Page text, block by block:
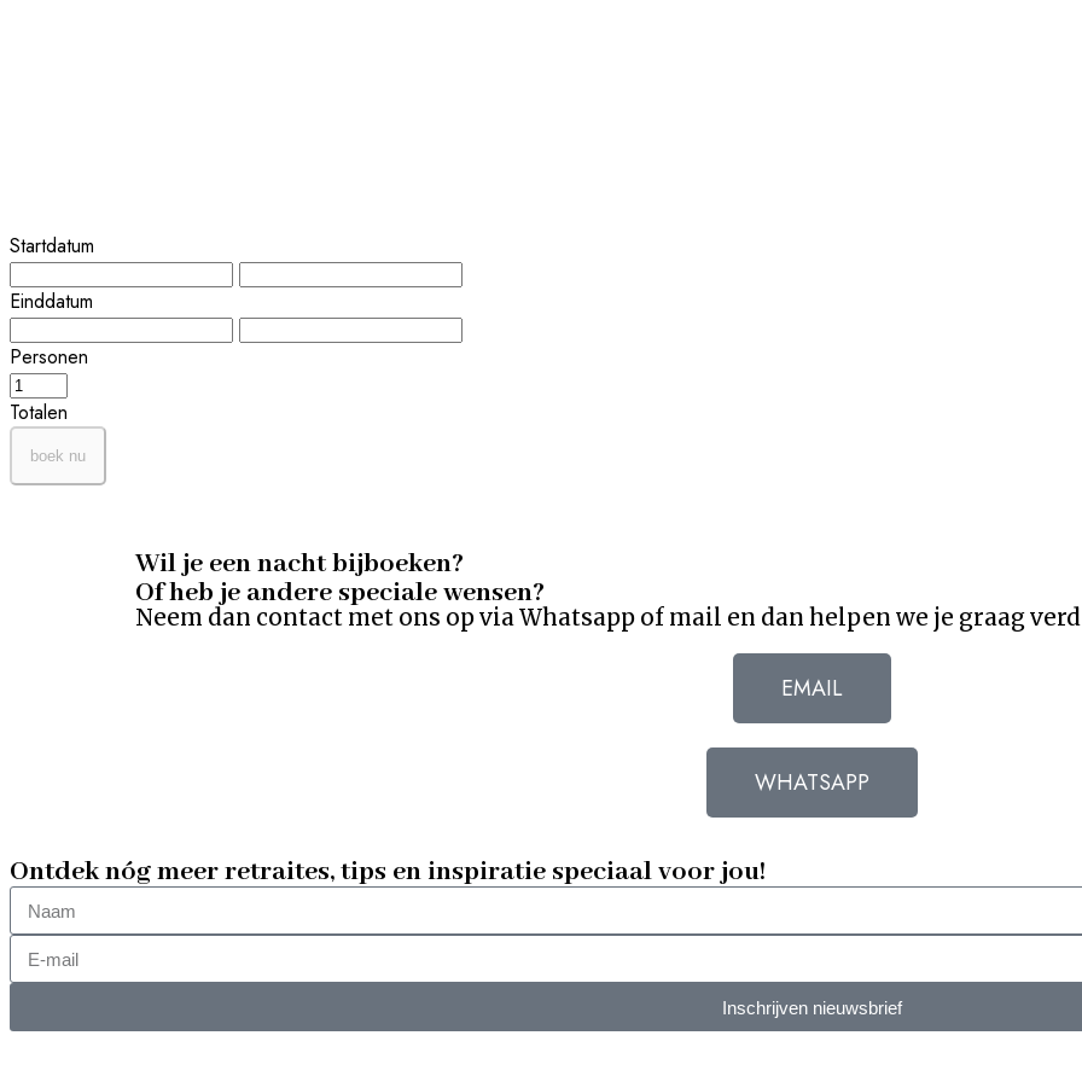
Startdatum
Einddatum
Personen
Totalen
boek nu
Wil je een nacht bijboeken?
Of heb je andere speciale wensen?
Neem dan contact met ons op via Whatsapp of mail en dan helpen we je graag
EMAIL
WHATSAPP
Ontdek nóg meer retraites, tips en inspiratie speciaal voor jou!
Inschrijven nieuwsbrief